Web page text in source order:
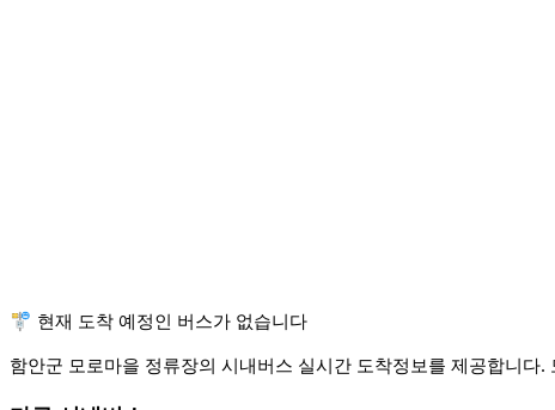
🚏 현재 도착 예정인 버스가 없습니다
함안군 모로마을 정류장의 시내버스 실시간 도착정보를 제공합니다